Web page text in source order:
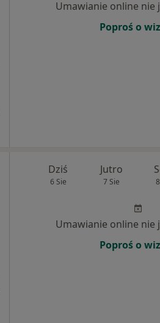
Umawianie online nie
Poproś o
Dziś
6 Sie
Jutro
7 Sie
Umawianie online nie
Poproś o